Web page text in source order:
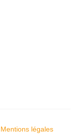
Mentions légales